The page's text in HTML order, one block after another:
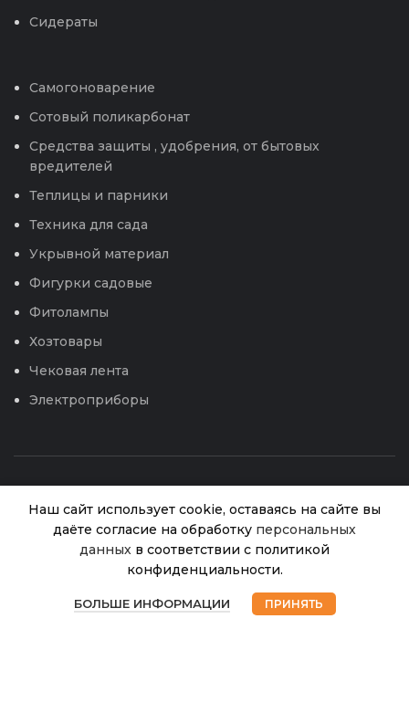
Сидераты
Самогоноварение
Сотовый поликарбонат
Средства защиты , удобрения, от бытовых
вредителей
Теплицы и парники
Техника для сада
Укрывной материал
Фигурки садовые
Фитолампы
Хозтовары
Чековая лента
Электроприборы
Интернет магазин Успех. ИП Хрипунов Сергей
Александрович
ИНН 420800180243 / ОГРНИП 304420530300327
Наш сайт использует cookie, оставаясь на сайте вы
даёте согласие на обработку персональных
данных в соответствии с политикой
конфиденциальности.
БОЛЬШЕ ИНФОРМАЦИИ ПРИНЯТЬ
Леска для
триммера
звезда 295.00 ₽
наличии
Магазин Избранное Корзина Мой аккаунт